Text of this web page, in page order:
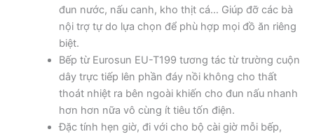
đun nước, nấu canh, kho thịt cá… Giúp đỡ các bà
nội trợ tự do lựa chọn để phù hợp mọi đồ ăn riêng
biệt.
Bếp từ Eurosun EU-T199 tương tác từ trường cuộn
dây trực tiếp lên phần đáy nồi không cho thất
thoát nhiệt ra bên ngoài khiến cho đun nấu nhanh
hơn hơn nữa vô cùng ít tiêu tốn điện.
Đặc tính hẹn giờ, đi với cho bộ cài giờ mỗi bếp,